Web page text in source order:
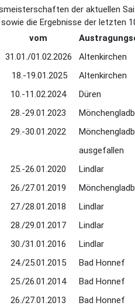
der aktuellen
die Ergebnisse der letzten
vom
31.01./01.02.2026 Altenkirchen
18.-19.01.2025 Altenkirchen
10.-11.02.2024 Düren
28.-29.01.2023
29.-30.01.2022
ausgefallen
25.-26.01.2020 Lindlar
26./27.01.2019
27./28.01.2018 Lindlar
28./29.01.2017 Lindlar
30./31.01.2016 Lindlar
24./25.01.2015 Bad Honnef
25./26.01.2014 Bad Honnef
26./27.01.2013 Bad Honnef